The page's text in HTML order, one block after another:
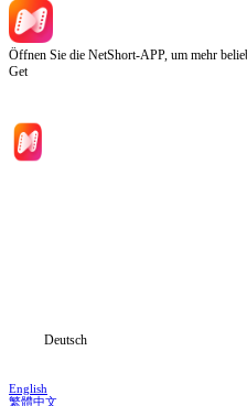
Öffnen Sie die NetShort-APP, um mehr
Get
Deutsch
English
繁體中文